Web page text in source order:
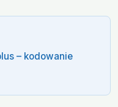
– kodowanie